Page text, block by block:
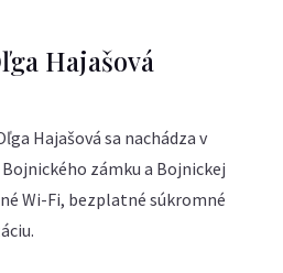
Hajašová
Hajašová sa nachádza v
zámku a Bojnickej
Wi-Fi, bezplatné súkromné